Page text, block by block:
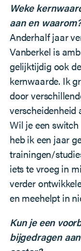
Weke
aan en waarom?
Anderhalf jaar
Vanberkel is
gelijktijdig ook
kernwaarde. Ik
door
Wil je een
heb ik een jaar
trainingen/
iets te vroeg in
verder
en meehelpt in
Kun je een
bijgedragen